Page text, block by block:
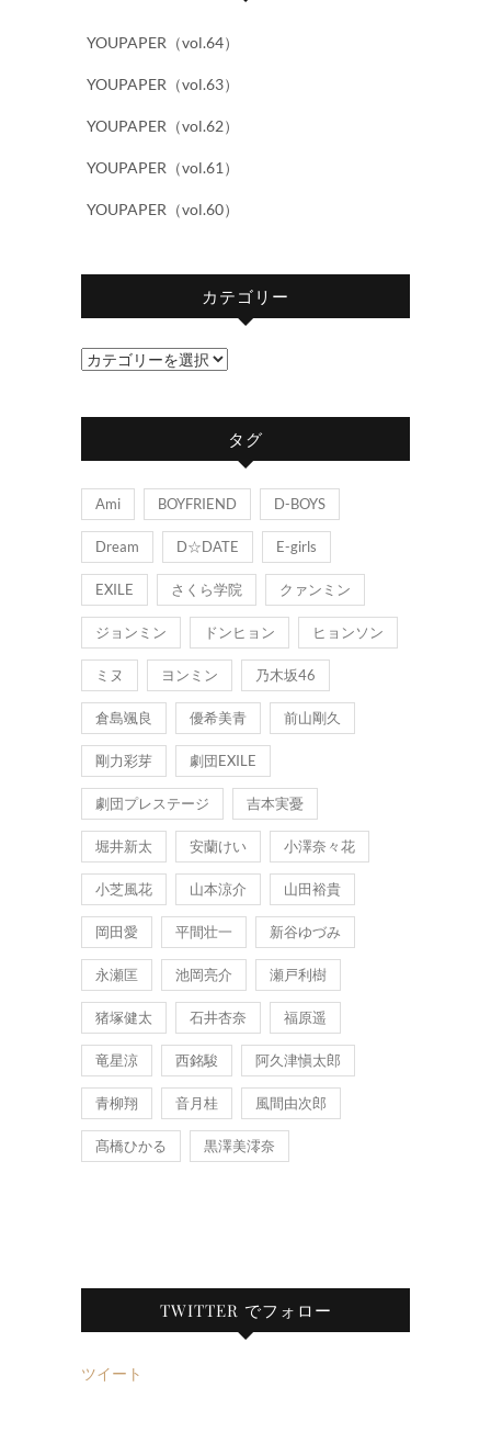
YOUPAPER（vol.64）
YOUPAPER（vol.63）
YOUPAPER（vol.62）
YOUPAPER（vol.61）
YOUPAPER（vol.60）
カテゴリー
カ
ゴ
タグ
Ami BOYFRIEND D-BOYS
Dream D☆DATE E-girls
EXILE さくら学院 クァンミン
ジョンミン ドンヒョン ヒョンソン
ミヌ ヨンミン 乃木坂46
倉島颯良 優希美青 前山剛久
剛力彩芽 劇団EXILE
劇団プレステージ 吉本実憂
堀井新太 安蘭けい 小澤奈々花
小芝風花 山本涼介 山田裕貴
岡田愛 平間壮一 新谷ゆづみ
永瀬匡 池岡亮介 瀬戸利樹
猪塚健太 石井杏奈 福原遥
竜星涼 西銘駿 阿久津愼太郎
青柳翔 音月桂 風間由次郎
髙橋ひかる 黒澤美澪奈
TWITTER でフォロー
ツイート